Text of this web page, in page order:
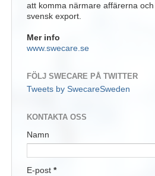
att komma närmare affärerna och
svensk export.
Mer info
www.swecare.se
FÖLJ SWECARE PÅ TWITTER
Tweets by SwecareSweden
KONTAKTA OSS
Namn
E-post *